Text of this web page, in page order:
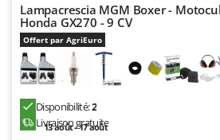
Lampacrescia MGM Boxer -
Honda GX270 - 9 CV
Offert par AgriEuro
Disponibilité:2
Livraison gratuite
13 août - 17 août